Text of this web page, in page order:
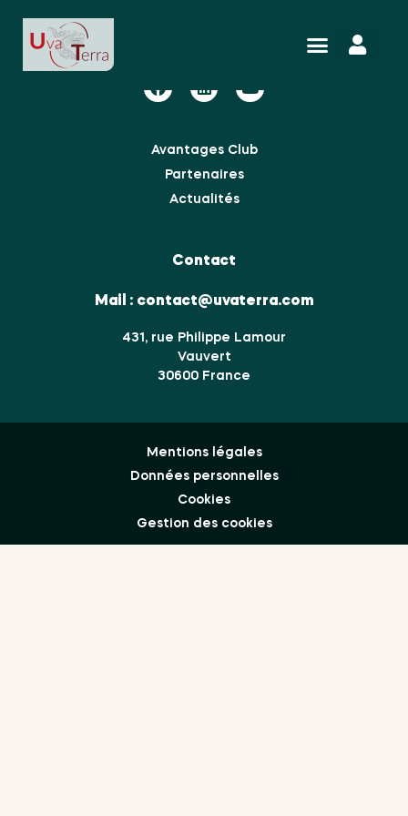
Avantages Club
Partenaires
Actualités
Contact
Mail : contact@uvaterra.com
431, rue Philippe Lamour
Vauvert
30600 France
Mentions légales
Données personnelles
Cookies
Gestion des cookies